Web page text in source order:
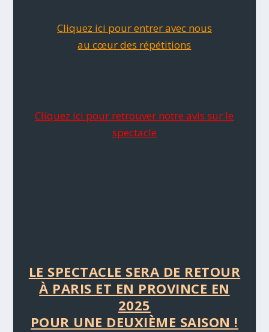
Cliquez ici pour entrer avec nous
au cœur des répétitions
Cliquez ici pour retrouver notre avis sur le
spectacle
LE SPECTACLE SERA DE RETOUR
À PARIS ET EN PROVINCE EN
2025
POUR UNE DEUXIÈME SAISON !